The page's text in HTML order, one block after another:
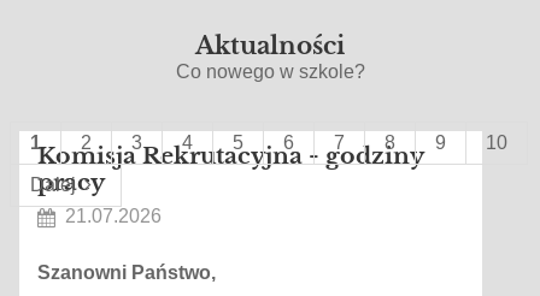
Aktualności
Co nowego w szkole?
Komisja Rekrutacyjna - godziny
pracy
21.07.2026
Szanowni Państwo,
1 2 3 4 5 6 7 8 9 10
Dalej